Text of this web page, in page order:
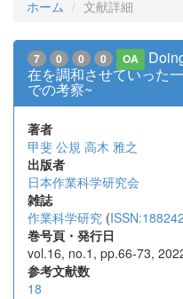
ホーム 文献詳細
7 0 0 0 OA
在を調和させていった
での考察~
著者
甲斐 公規 高木 雅之
出版者
日本作業科学研究会
雑誌
作業科学研究 (
巻号頁・発行日
vol.16, no.1, pp.66-73,
参考文献数
18